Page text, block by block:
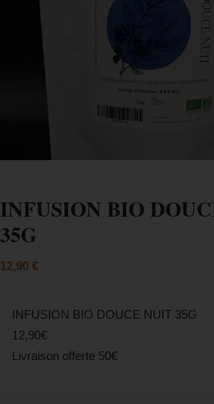
INFUSION BIO
35G
12,90 €
INFUSION BIO DOUCE NUIT 35G
12,90€
Livraison offerte 50€